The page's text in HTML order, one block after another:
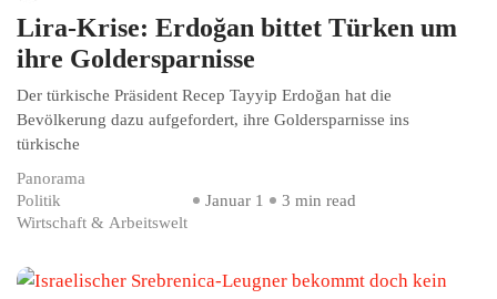
Lira-Krise: Erdoğan bittet Türken um
ihre Goldersparnisse
Der türkische Präsident Recep Tayyip Erdoğan hat die
Bevölkerung dazu aufgefordert, ihre Goldersparnisse ins
türkische
Panorama
Politik
Wirtschaft & Arbeitswelt
Januar 1 3 min read